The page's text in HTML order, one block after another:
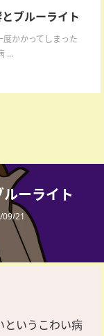
ブルーライト
かかってしまった
...
ーライト
09/21
というこわい病